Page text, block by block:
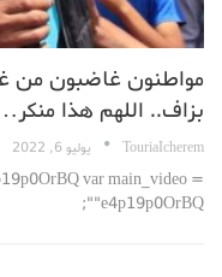
مواطنون غاضبون من
بزاف.. اللهم هذا
TouriaIcherem يوليو 6, 2022
var main_video =
"e4p19p0OrBQ";